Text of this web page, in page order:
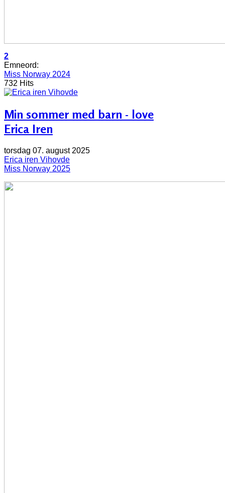
2
Emneord:
Miss Norway 2024
732 Hits
Min sommer med barn - love
Erica Iren
torsdag 07. august 2025
Erica iren Vihovde
Miss Norway 2025